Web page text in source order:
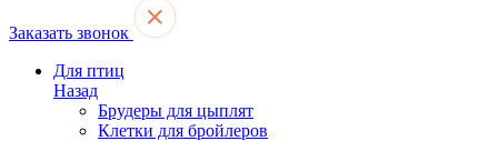
Заказать звонок
Для птиц
Назад
Брудеры для цыплят
Клетки для бройлеров